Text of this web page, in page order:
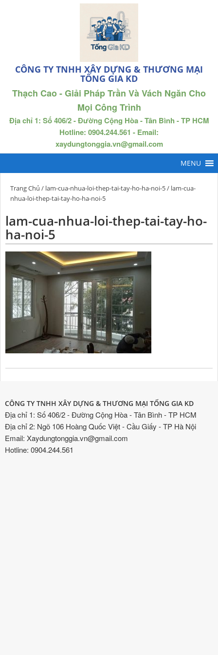
CÔNG TY TNHH XÂY DỰNG & THƯƠNG MẠI
TỐNG GIA KD
Thạch Cao - Giải Pháp Trần Và Vách Ngăn Cho
Mọi Công Trình
Địa chỉ 1: Số 406/2 - Đường Cộng Hòa - Tân Bình - TP HCM
Hotline: 0904.244.561 - Email:
xaydungtonggia.vn@gmail.com
Trang Chủ / lam-cua-nhua-loi-thep-tai-tay-ho-ha-noi-5/ lam-cua-
nhua-loi-thep-tai-tay-ho-ha-noi-5
lam-cua-nhua-loi-thep-tai-tay-ho-
ha-noi-5
CÔNG TY TNHH XÂY DỰNG & THƯƠNG MẠI TỐNG GIA KD
Địa chỉ 1: Số 406/2 - Đường Cộng Hòa - Tân Bình - TP HCM
Địa chỉ 2: Ngõ 106 Hoàng Quốc Việt - Cầu Giấy - TP Hà Nội
Email: Xaydungtonggia.vn@gmail.com
Hotline: 0904.244.561